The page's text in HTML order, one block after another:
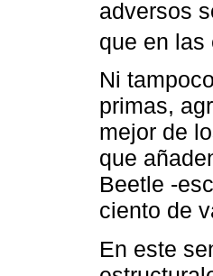
adversos
que en las
Ni
primas,
mejor de
que
Beetle -
ciento de
En este